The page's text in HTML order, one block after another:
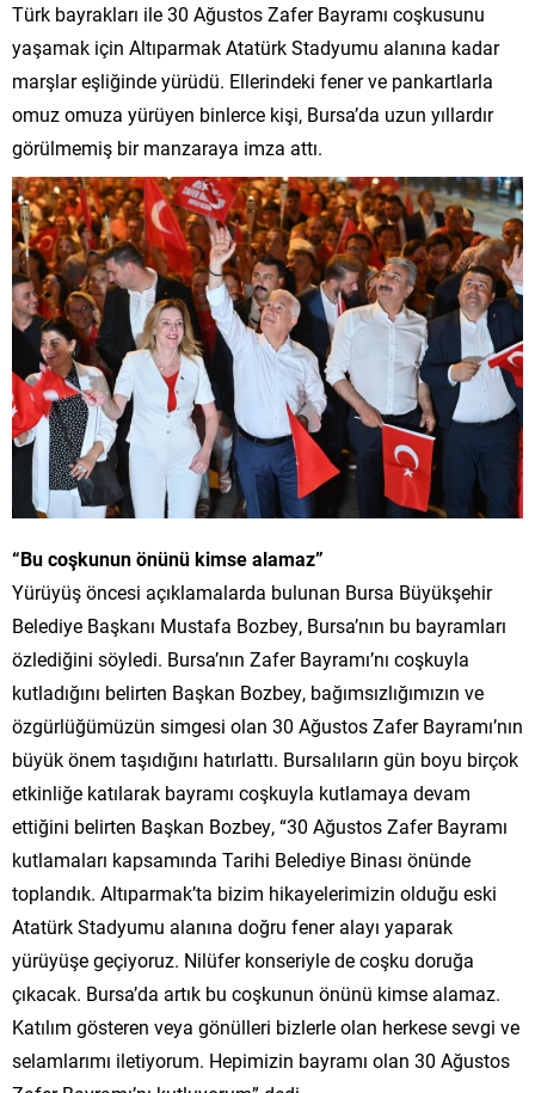
Türk bayrakları ile 30 Ağustos Zafer Bayramı coşkusunu
yaşamak için Altıparmak Atatürk Stadyumu alanına kadar
marşlar eşliğinde yürüdü. Ellerindeki fener ve pankartlarla
omuz omuza yürüyen binlerce kişi, Bursa’da uzun yıllardır
görülmemiş bir manzaraya imza attı.
“Bu coşkunun önünü kimse alamaz”
Yürüyüş öncesi açıklamalarda bulunan Bursa Büyükşehir
Belediye Başkanı Mustafa Bozbey, Bursa’nın bu bayramları
özlediğini söyledi. Bursa’nın Zafer Bayramı’nı coşkuyla
kutladığını belirten Başkan Bozbey, bağımsızlığımızın ve
özgürlüğümüzün simgesi olan 30 Ağustos Zafer Bayramı’nın
büyük önem taşıdığını hatırlattı. Bursalıların gün boyu birçok
etkinliğe katılarak bayramı coşkuyla kutlamaya devam
ettiğini belirten Başkan Bozbey, “30 Ağustos Zafer Bayramı
kutlamaları kapsamında Tarihi Belediye Binası önünde
toplandık. Altıparmak’ta bizim hikayelerimizin olduğu eski
Atatürk Stadyumu alanına doğru fener alayı yaparak
yürüyüşe geçiyoruz. Nilüfer konseriyle de coşku doruğa
çıkacak. Bursa’da artık bu coşkunun önünü kimse alamaz.
Katılım gösteren veya gönülleri bizlerle olan herkese sevgi ve
selamlarımı iletiyorum. Hepimizin bayramı olan 30 Ağustos